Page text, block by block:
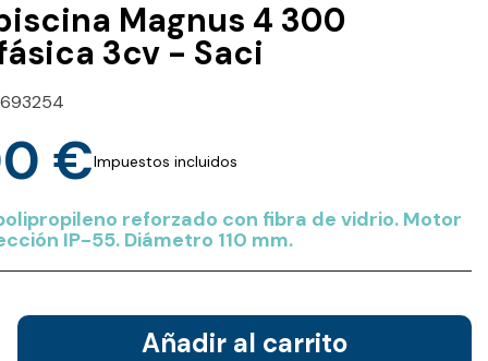
Magnus 4 300
3cv - Saci
€Impuestos incluidos
reforzado con fibra de vidrio. Motor
IP-55. Diámetro 110 mm.
Añadir al carrito